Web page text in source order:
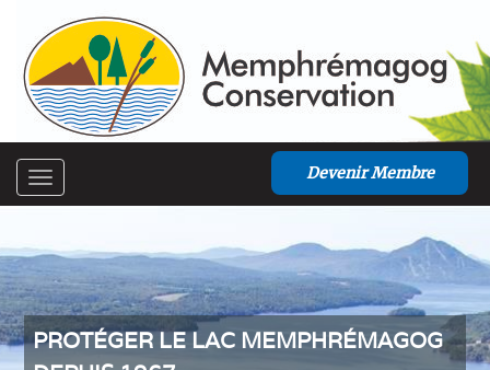
Devenir Membre
Toggle
navigation
PROTÉGER LE LAC MEMPHRÉMAGOG